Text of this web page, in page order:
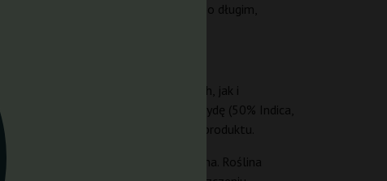
właśnie oferuje Banana Runtz F1 po długim,
zachwycają zarówno początkujących, jak i
dało światu zrównoważoną hybrydę (50% Indica,
dostarcza wysokiej jakości produktu.
odporność i stabilność genetyczna. Roślina